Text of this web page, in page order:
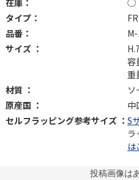
在庫：
◯
タイプ：
品番：
サイズ ：
容
重
材質 ：
ソ
原産国 ：
中
セルフラッピング参考サイズ ： S
ラ
は
投稿画像は